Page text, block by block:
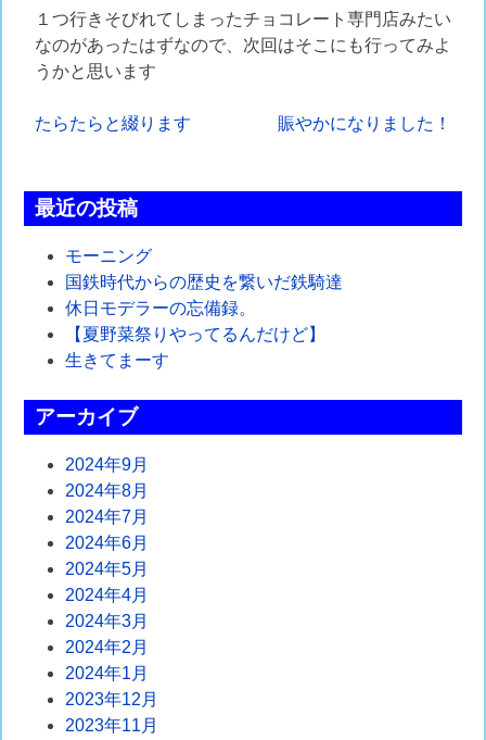
１つ行きそびれてしまったチョコレート専門店みたい
なのがあったはずなので、次回はそこにも行ってみよ
うかと思います
投
ナ
ビ
ゲ
ー
シ
ョ
ン
たらたらと綴ります 賑やかになりました！
最近の投稿
モーニング
国鉄時代からの歴史を繋いだ鉄騎達
休日モデラーの忘備録。
【夏野菜祭りやってるんだけど】
生きてまーす
アーカイブ
2024年9月
2024年8月
2024年7月
2024年6月
2024年5月
2024年4月
2024年3月
2024年2月
2024年1月
2023年12月
2023年11月